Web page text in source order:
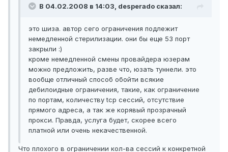
В 04.02.2008 в 14:03, desperado сказал:
это шиза. автор сего ограничения подлежит
немедленной стерилизации. они бы еще 53 порт
закрыли :)
кроме немедленной смены провайдера юзерам
можно предложить, разве что, юзать туннели. это
вообще отличный способ обойти всякие
дебилоидные ограничения, такие, как ограничение
по портам, количеству tcp сессий, отсутствие
прямого адреса, а так же корявый прозрачный
прокси. Правда, услуга будет, скорее всего
платной или очень некачественной.
Что плохого в ограничении кол-ва сессий к конкретной